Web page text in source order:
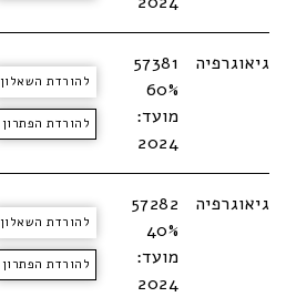
גיאוגרפיה
57381
60%
מועד:
2024
להורדת השאלון
להורדת הפתרון
גיאוגרפיה
57282
40%
מועד:
2024
להורדת השאלון
להורדת הפתרון